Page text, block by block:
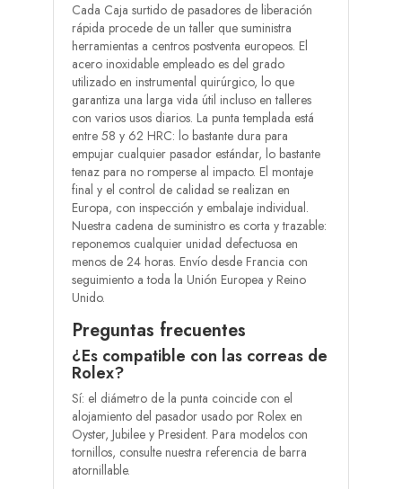
Cada Caja surtido de pasadores de liberación
rápida procede de un taller que suministra
herramientas a centros postventa europeos. El
acero inoxidable empleado es del grado
utilizado en instrumental quirúrgico, lo que
garantiza una larga vida útil incluso en talleres
con varios usos diarios. La punta templada está
entre 58 y 62 HRC: lo bastante dura para
empujar cualquier pasador estándar, lo bastante
tenaz para no romperse al impacto. El montaje
final y el control de calidad se realizan en
Europa, con inspección y embalaje individual.
Nuestra cadena de suministro es corta y trazable:
reponemos cualquier unidad defectuosa en
menos de 24 horas. Envío desde Francia con
seguimiento a toda la Unión Europea y Reino
Unido.
Preguntas frecuentes
¿Es compatible con las correas de
Rolex?
Sí: el diámetro de la punta coincide con el
alojamiento del pasador usado por Rolex en
Oyster, Jubilee y President. Para modelos con
tornillos, consulte nuestra referencia de barra
atornillable.